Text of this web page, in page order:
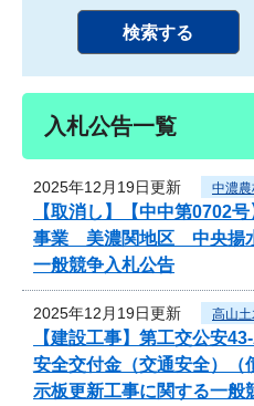
入札公告一覧
2025年12月19日更新 中濃
【取消し】【中中第0702
事業 美濃関地区 中央揚
一般競争入札公告
2025年12月19日更新 高山
【建設工事】第工交公安
安全交付金（交通安全）（
示板更新工事に関する一般